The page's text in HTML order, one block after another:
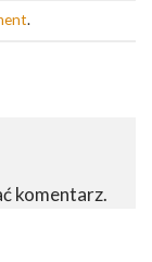
.
komentarz.